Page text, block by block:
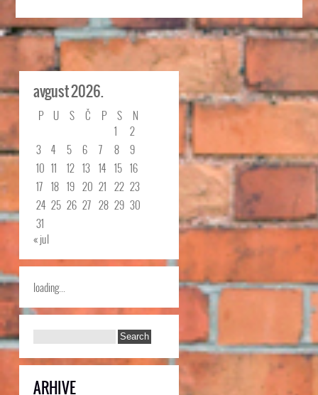
avgust 2026.
P U S Č P S
N
1
2
3
4 5 6 7 8
9
10 11 12 13 14 15 16
17 18 19 20 21 22 23
24 25 26 27 28 29 30
31
« jul
loading...
ARHIVE